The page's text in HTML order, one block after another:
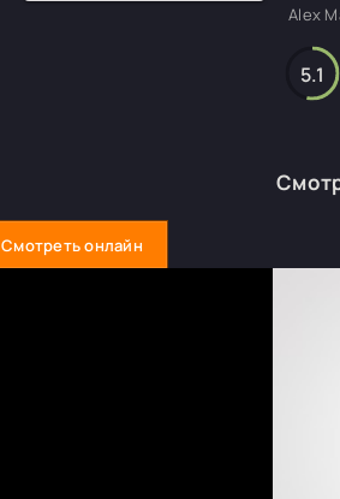
Alex
5.1
Смотреть онлайн